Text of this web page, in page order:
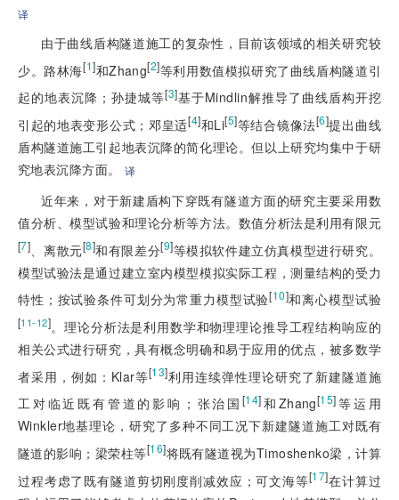
译
由于曲线盾构隧道施工的复杂性，目前该领域的相关研究较
少。路林海[1]和Zhang[2]等利用数值模拟研究了曲线盾构隧道引
起的地表沉降；孙捷城等[3]基于Mindlin解推导了曲线盾构开挖
引起的地表变形公式；邓皇适[4]和Li[5]等结合镜像法[6]提出曲线
盾构隧道施工引起地表沉降的简化理论。但以上研究均集中于研
究地表沉降方面。
译
近年来，对于新建盾构下穿既有隧道方面的研究主要采用数
值分析、模型试验和理论分析等方法。数值分析法是利用有限元
[7] 、离散元[8]和有限差分[9]等模拟软件建立仿真模型进行研究。
模型试验法是通过建立室内模型模拟实际工程，测量结构的受力
特性；按试验条件可划分为常重力模型试验[10]和离心模型试验
[11-12]。理论分析法是利用数学和物理理论推导工程结构响应的
相关公式进行研究，具有概念明确和易于应用的优点，被多数学
者采用，例如：Klar等[13]利用连续弹性理论研究了新建隧道施
工对临近既有管道的影响；张治国 [14]和Zhang[15]等运用
Winkler地基理论，研究了多种不同工况下新建隧道施工对既有
隧道的影响；梁荣柱等[16]将既有隧道视为Timoshenko梁，计算
过程考虑了既有隧道剪切刚度削减效应；可文海等[17]在计算过